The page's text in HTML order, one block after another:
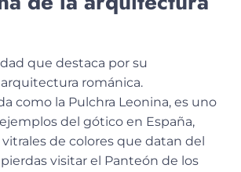
que destaca por su
románica.
como la Pulchra Leonina, es uno
del gótico en España,
de colores que datan del
visitar el Panteón de los